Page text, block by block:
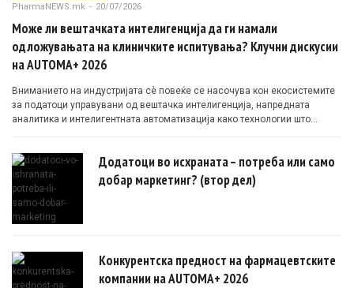
PharmaNEWS.mk - 20/07/2026
Може ли вештачката интелигенција да ги намали
одложувањата на клиничките испитувања? Клучни дискусии
на AUTOMA+ 2026
Вниманието на индустријата сè повеќе се насочува кон екосистемите
за податоци управувани од вештачка интелигенција, напредната
аналитика и интелигентната автоматизација како технологии што
Додатоци во исхраната – потреба или само
добар маркетинг? (втор дел)
Конкурентска предност на фармацевтските
компании на AUTOMA+ 2026